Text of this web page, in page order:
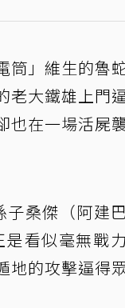
筒」維生的魯
大鐵雄上門
也在一場活屍
桑傑（阿建
看似毫無戰
地的攻擊逼得